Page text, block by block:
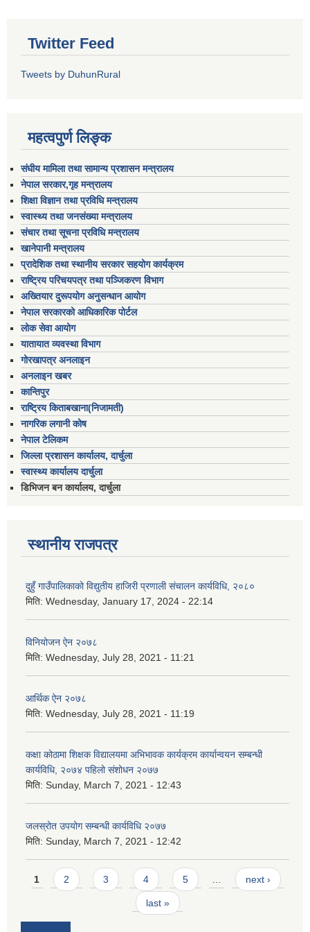
Twitter Feed
Tweets by DuhunRural
महत्वपुर्ण लिङ्क
संघीय मामिला तथा सामान्य प्रशासन मन्त्रालय
नेपाल सरकार,गृह मन्त्रालय
शिक्षा विज्ञान तथा प्रविधि मन्त्रालय
स्वास्थ्य तथा जनसंख्या मन्त्रालय
संचार तथा सूचना प्रविधि मन्त्रालय
खानेपानी मन्त्रालय
प्रादेशिक तथा स्थानीय सरकार सहयोग कार्यक्रम
राष्ट्रिय परिचयपत्र तथा पञ्जिकरण विभाग
अख्तियार दुरूपयोग अनुसन्धान आयोग
नेपाल सरकारको आधिकारिक पोर्टल
लोक सेवा आयोग
यातायात व्यवस्था विभाग
गोरखापत्र अनलाइन
अनलाइन खबर
कान्तिपुर
राष्ट्रिय किताबखाना(निजामती)
नागरिक लगानी कोष
नेपाल टेलिकम
जिल्ला प्रशासन कार्यालय, दार्चुला
स्वास्थ्य कार्यालय दार्चुला
डिभिजन बन कार्यालय, दार्चुला
स्थानीय राजपत्र
दुहुँ गाउँपालिकाको विद्युतीय हाजिरी प्रणाली संचालन कार्यविधि, २०८०
मिति: Wednesday, January 17, 2024 - 22:14
विनियोजन ऐन २०७८
मिति: Wednesday, July 28, 2021 - 11:21
आर्थिक ऐन २०७८
मिति: Wednesday, July 28, 2021 - 11:19
कक्षा कोठामा शिक्षक विद्यालयमा अभिभावक कार्यक्रम कार्यान्वयन सम्बन्धी
कार्यविधि, २०७४ पहिलो संशोधन २०७७
मिति: Sunday, March 7, 2021 - 12:43
जलस्रोत उपयोग सम्बन्धी कार्यविधि २०७७
मिति: Sunday, March 7, 2021 - 12:42
Pages
1 2 3 4 5 next ›
last »